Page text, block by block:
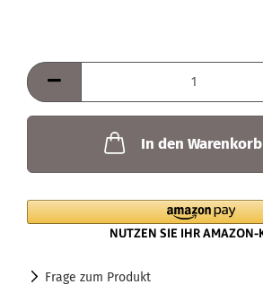
In den Warenkorb
Frage zum Produkt